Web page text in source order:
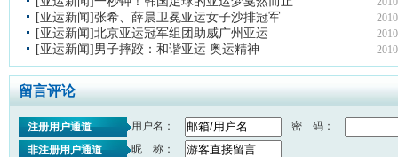
[亚运新闻]张希、薛晨卫冕亚运女子沙排冠军
[亚运新闻]北京亚运冠军组团助威广州亚运
[亚运新闻]男子摔跤：和谐亚运 奥运精神
留言评论
注册用户通道 用户名：
密 码：
非注册用户通道
昵 称：